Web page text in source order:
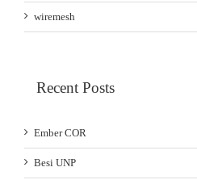
wiremesh
Recent Posts
Ember COR
Besi UNP